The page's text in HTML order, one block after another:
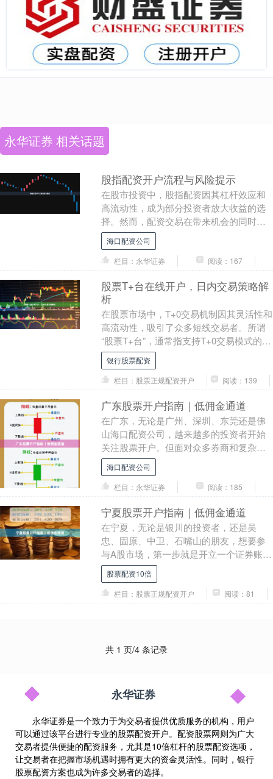
永华证券 相关话题
股指配资开户流程与风险提示
在股市投资中，股指配资因其杠杆效应和
高流动性，成为部分投资者放大收益的选
择。然而，配资交易在带来机会的同时也
伴随较高风险。本文为您梳理股指配资的
开户流程，并重点....
海口配资公司
栏目：永华证券
阅读：167
股票T+台在线开户，日内交易策略解
析
在股票市场中，T+0交易机制因其灵活性和
高流动性，吸引了众多短线交易者。所谓
“股票T+台”，通常指支持T+0交易模式的交
易平台或工具，允许投资者在同一交易日
内多....
银行股票配资
栏目：股票正规配资开户
阅读：139
广东股票开户指南｜低佣金通道
在广东，无论是广州、深圳、东莞还是佛
山海口配资公司，越来越多的投资者开始
关注股票开户。但面对众多券商和复杂的
费率，很多人不知道如何选择。本文将为
你提供一份实用的....
海口配资公司
栏目：永华证券
阅读：185
宁夏股票开户指南｜低佣金通道
在宁夏，无论是银川的投资者，还是吴
忠、固原、中卫、石嘴山的朋友，想要参
与A股市场，第一步就是开立一个证券账
户。本文将为你详细梳理宁夏股票开户的
流程、注意事项，并....
股票配资10倍
栏目：股票正规配资开户
阅读：81
共 1 页/4 条记录
永华证券
永华证券是一个致力于为交易者提供优质服务的机构，用户
可以通过该平台进行专业的股票配资开户。配资股票网则为广大
交易者提供便捷的配资服务，尤其是10倍杠杆的股票配资选项，
让交易者在把握市场机遇时拥有更大的资金灵活性。同时，银行
股票配资方案也成为许多交易者的选择。